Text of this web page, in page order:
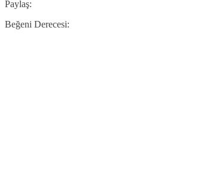
Paylaş:
Beğeni Derecesi: